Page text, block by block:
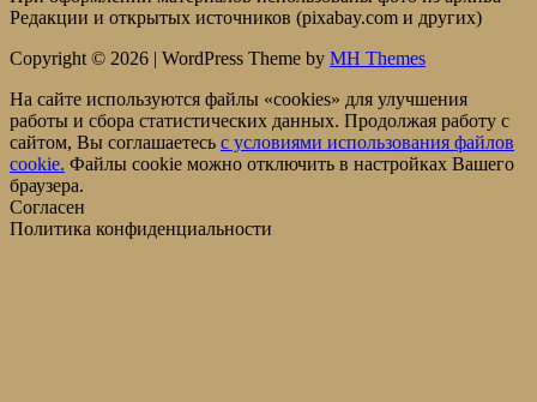
Редакции и открытых источников (pixabay.com и других)
Copyright © 2026 | WordPress Theme by MH Themes
На сайте используются файлы «cookies» для улучшения
работы и сбора статистических данных. Продолжая работу с
сайтом, Вы соглашаетесь c условиями использования файлов
cookie. Файлы cookie можно отключить в настройках Вашего
браузера.
Согласен
Политика конфиденциальности